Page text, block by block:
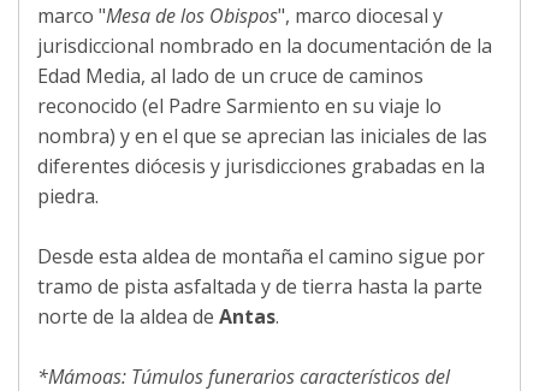
marco "Mesa de los Obispos", marco diocesal y
jurisdiccional nombrado en la documentación de la
Edad Media, al lado de un cruce de caminos
reconocido (el Padre Sarmiento en su viaje lo
nombra) y en el que se aprecian las iniciales de las
diferentes diócesis y jurisdicciones grabadas en la
piedra.
Desde esta aldea de montaña el camino sigue por
tramo de pista asfaltada y de tierra hasta la parte
norte de la aldea de Antas.
*Mámoas: Túmulos funerarios característicos del